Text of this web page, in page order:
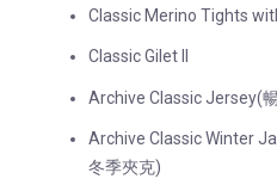
Classic Merino Tights
Classic Gilet II
Archive Classic Jersey(
Archive Classic Winter
冬季夾克)